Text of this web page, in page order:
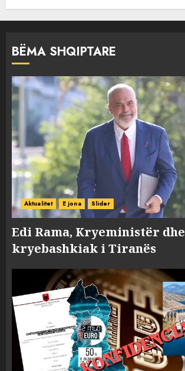
BËMA SHQIPTARE
Aktualitet E jona Slider
Edi Rama, Kryeministër dhe
kryebashkiak i Tiranës